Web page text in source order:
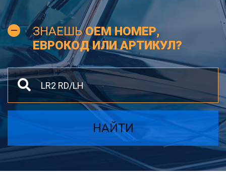
ЗНАЕШЬOEM НОМЕР,
ЕВРОКОД ИЛИ АРТИКУЛ?
НАЙТИ